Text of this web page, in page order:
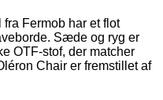
Fermob har et flot
Sæde og ryg er
OTF-stof, der matcher
Chair er fremstillet af